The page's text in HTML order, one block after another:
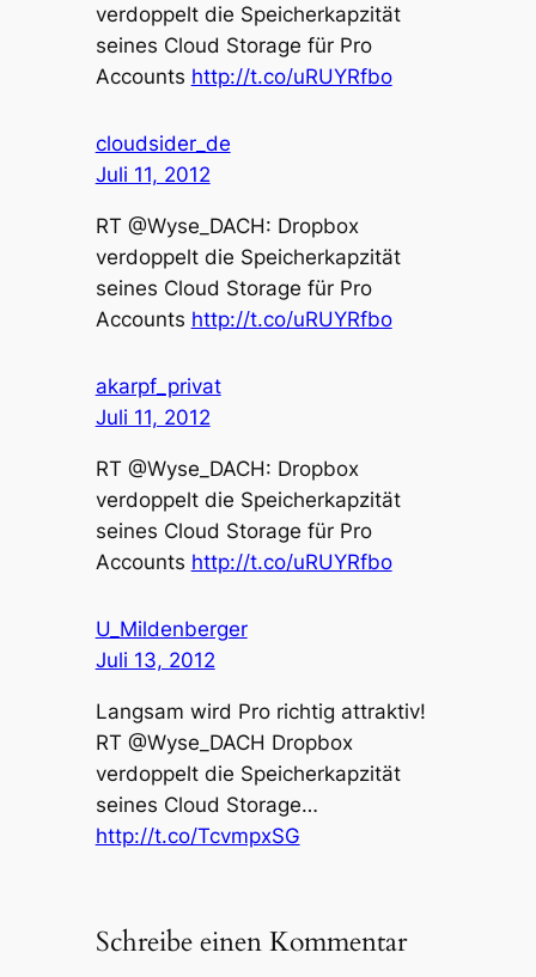
verdoppelt die Speicherkapzität
seines Cloud Storage für Pro
Accounts http://t.co/uRUYRfbo
cloudsider_de
Juli 11, 2012
RT @Wyse_DACH: Dropbox
verdoppelt die Speicherkapzität
seines Cloud Storage für Pro
Accounts http://t.co/uRUYRfbo
akarpf_privat
Juli 11, 2012
RT @Wyse_DACH: Dropbox
verdoppelt die Speicherkapzität
seines Cloud Storage für Pro
Accounts http://t.co/uRUYRfbo
U_Mildenberger
Juli 13, 2012
Langsam wird Pro richtig attraktiv!
RT @Wyse_DACH Dropbox
verdoppelt die Speicherkapzität
seines Cloud Storage…
http://t.co/TcvmpxSG
Schreibe einen Kommentar